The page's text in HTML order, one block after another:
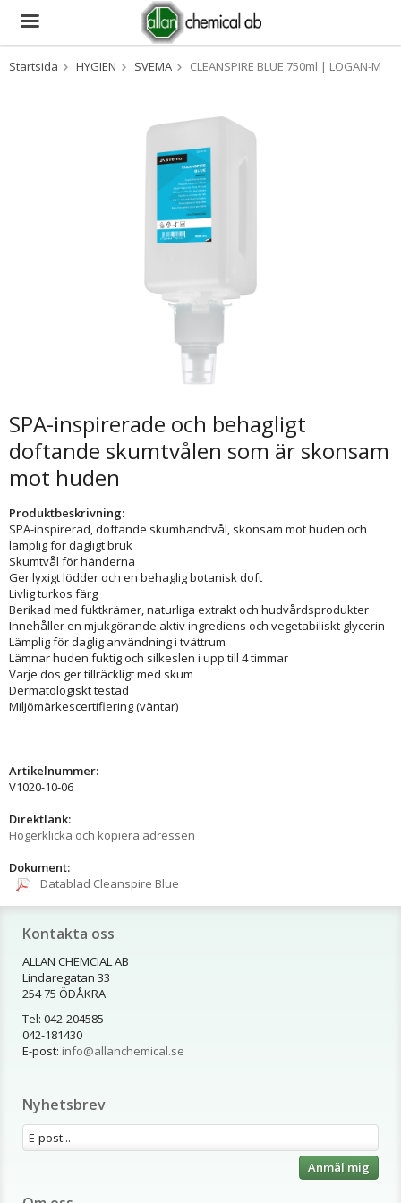
Produkten har blivit tillagd i varukorgen
Startsida HYGIEN SVEMA CLEANSPIRE BLUE 750ml | LOGAN-M
SPA-inspirerade och behagligt
doftande skumtvålen som är skonsam
mot huden
Produktbeskrivning:
SPA-inspirerad, doftande skumhandtvål, skonsam mot huden och
lämplig för dagligt bruk
Skumtvål för händerna
Ger lyxigt lödder och en behaglig botanisk doft
Livlig turkos färg
Berikad med fuktkrämer, naturliga extrakt och hudvårdsprodukter
Innehåller en mjukgörande aktiv ingrediens och vegetabiliskt glycerin
Lämplig för daglig användning i tvättrum
Lämnar huden fuktig och silkeslen i upp till 4 timmar
Varje dos ger tillräckligt med skum
Dermatologiskt testad
Miljömärkescertifiering (väntar)
Artikelnummer:
V1020-10-06
Direktlänk:
Högerklicka och kopiera adressen
Dokument:
Datablad Cleanspire Blue
Kontakta oss
ALLAN CHEMCIAL AB
Lindaregatan 33
254 75 ÖDÅKRA
Tel: 042-204585
042-181430
E-post: info@allanchemical.se
Nyhetsbrev
Anmäl mig